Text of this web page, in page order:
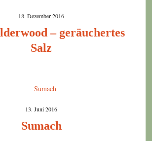
18. Dezember 2016
– geräuchertes
Salz
13. Juni 2016
Sumach